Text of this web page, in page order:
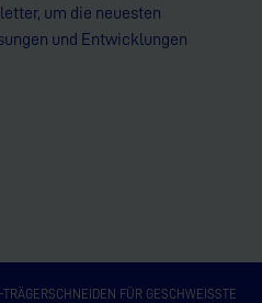
um die neuesten
und Entwicklungen
FÜR GESCHWEISSTE S